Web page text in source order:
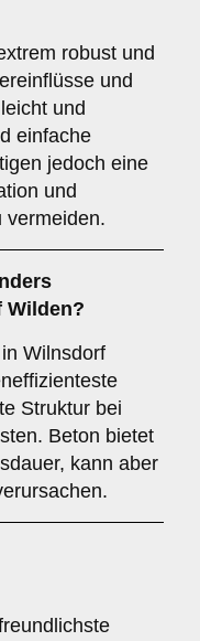
robust und
und
und
einfache
jedoch eine
und
vermeiden.
Wilden?
Wilnsdorf
Struktur bei
Beton bietet
kann aber